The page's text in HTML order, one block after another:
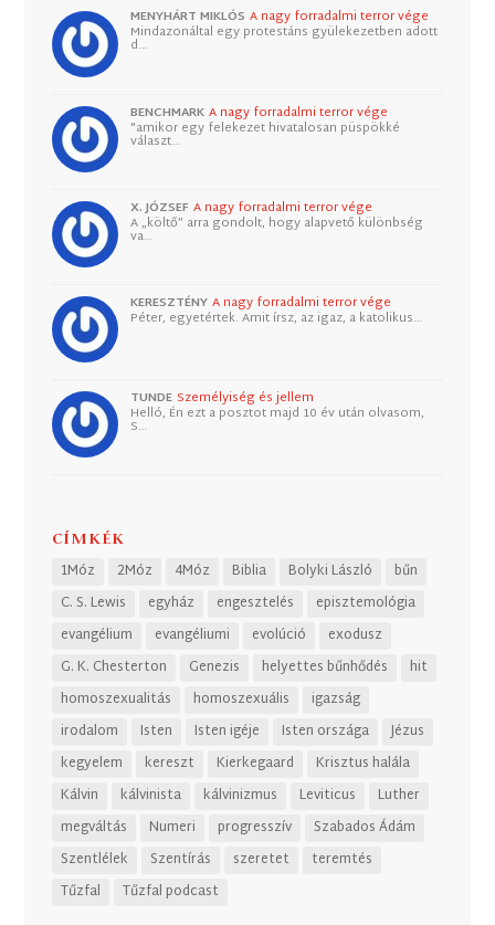
MENYHÁRT MIKLÓS A nagy forradalmi terror vége
Mindazonáltal egy protestáns gyülekezetben adott
d…
BENCHMARK A nagy forradalmi terror vége
"amikor egy felekezet hivatalosan püspökké
választ…
X. JÓZSEF A nagy forradalmi terror vége
A „költő” arra gondolt, hogy alapvető különbség
va…
KERESZTÉNY A nagy forradalmi terror vége
Péter, egyetértek. Amit írsz, az igaz, a katolikus…
TUNDE Személyiség és jellem
Helló, Én ezt a posztot majd 10 év után olvasom,
S…
CÍMKÉK
1Móz 2Móz 4Móz Biblia Bolyki László
bűn
C. S. Lewis
egyház engesztelés
episztemológia
evangélium
evangéliumi evolúció
exodusz
G. K. Chesterton
Genezis helyettes bűnhődés
hit
homoszexualitás
homoszexuális
igazság
irodalom
Isten Isten igéje Isten országa
Jézus
kegyelem
kereszt Kierkegaard
Krisztus halála
Kálvin
kálvinista kálvinizmus Leviticus
Luther
megváltás
Numeri progresszív
Szabados Ádám
Szentlélek
Szentírás szeretet
teremtés
Tűzfal
Tűzfal podcast